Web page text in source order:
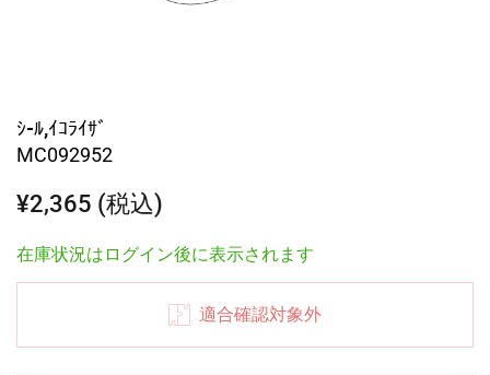
ｼ-ﾙ,ｲｺﾗｲｻﾞ
MC092952
¥2,365 (税込)
在庫状況はログイン後に表示されます
適合確認対象外